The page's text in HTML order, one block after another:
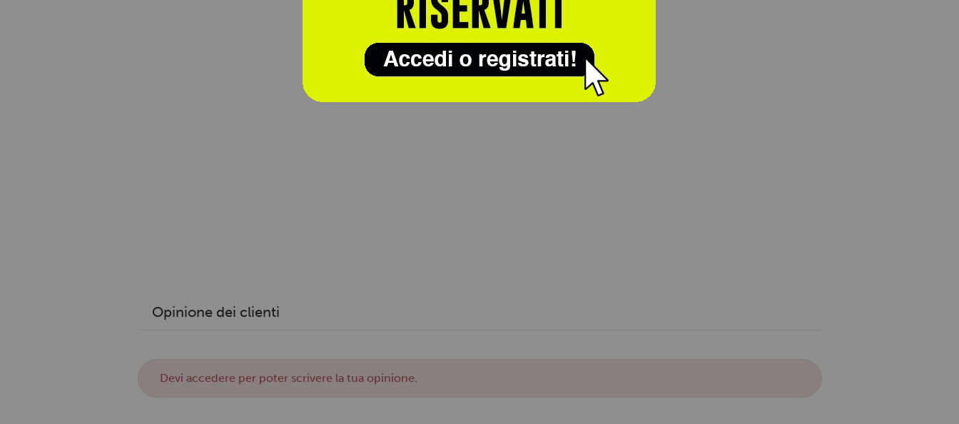
Opinione dei clienti
Devi accedere per poter scrivere la tua opinione.